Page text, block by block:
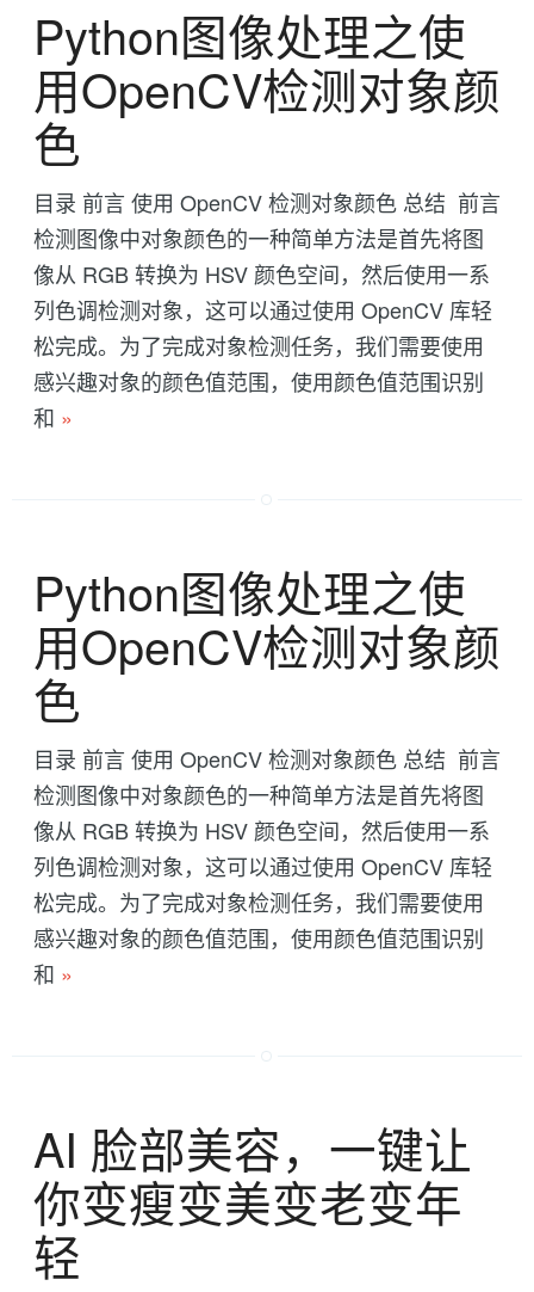
Python图像处理之使
用OpenCV检测对象颜
色
目录 前言 使用 OpenCV 检测对象颜色 总结 前言
检测图像中对象颜色的一种简单方法是首先将图
像从 RGB 转换为 HSV 颜色空间，然后使用一系
列色调检测对象，这可以通过使用 OpenCV 库轻
松完成。为了完成对象检测任务，我们需要使用
感兴趣对象的颜色值范围，使用颜色值范围识别
和 »
Python图像处理之使
用OpenCV检测对象颜
色
目录 前言 使用 OpenCV 检测对象颜色 总结 前言
检测图像中对象颜色的一种简单方法是首先将图
像从 RGB 转换为 HSV 颜色空间，然后使用一系
列色调检测对象，这可以通过使用 OpenCV 库轻
松完成。为了完成对象检测任务，我们需要使用
感兴趣对象的颜色值范围，使用颜色值范围识别
和 »
AI 脸部美容，一键让
你变瘦变美变老变年
轻